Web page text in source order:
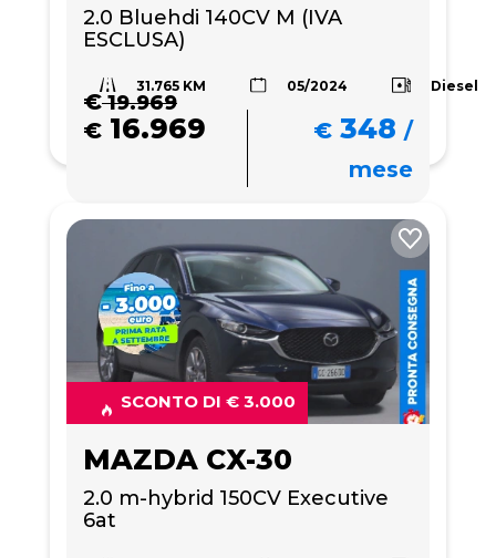
2.0 Bluehdi 140CV M (IVA
ESCLUSA)
31.765 KM 05/2024 Diesel
€19.969
€ 16.969 € 348 /
mese
SCONTO DI € 3.000
MAZDA CX-30
2.0 m-hybrid 150CV Executive
6at